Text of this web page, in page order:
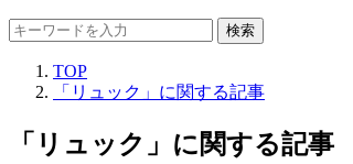
検索
TOP
「リュック」に関する記事
「リュック」に関する記事